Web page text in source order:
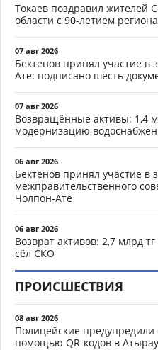
Токаев поздравил жителей
области с 90-летием региона
07 авг 2026
Бектенов принял участие
Ате: подписано шесть
07 авг 2026
Возвращённые активы: 1,4
модернизацию
06 авг 2026
Бектенов принял участие в
межправительственного
Чолпон-Ате
06 авг 2026
Возврат активов: 2,7 млрд
сёл СКО
ПРОИСШЕСТВИЯ
08 авг 2026
Полицейские
помощью QR-кодов в Атырау